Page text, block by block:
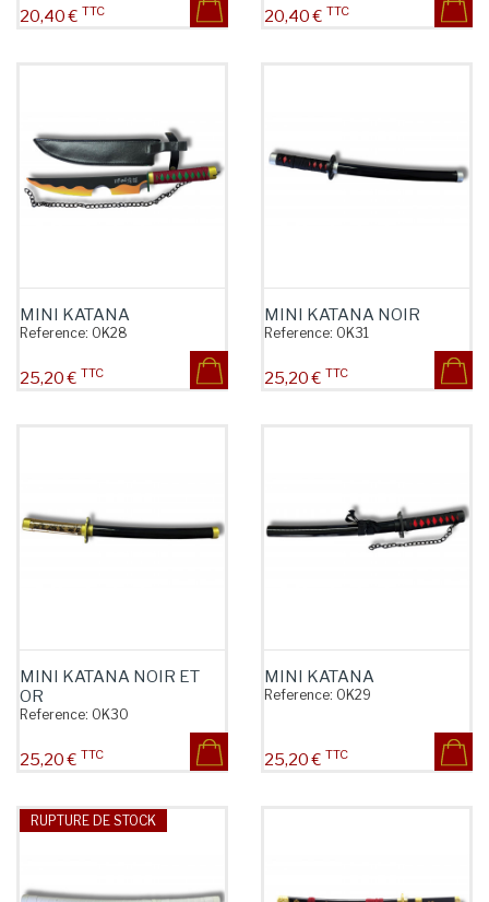
Prix
20,40 € TTC Prix
20,40 € TTC
MINI KATANA
Reference: OK28
Prix
25,20 € TTC
MINI KATANA NOIR
Reference: OK31
Prix
25,20 € TTC
MINI KATANA NOIR ET
OR
Reference: OK30
Prix
25,20 € TTC
MINI KATANA
Reference: OK29
Prix
25,20 € TTC
RUPTURE DE STOCK